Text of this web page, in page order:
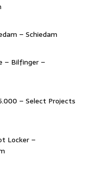
– Schiedam
– Bilfinger –
– Select Projects
Locker –